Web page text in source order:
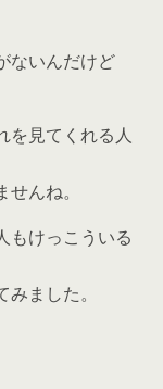
ないんだけど
を見てくれる人
んね。
もけっこういる
ました。